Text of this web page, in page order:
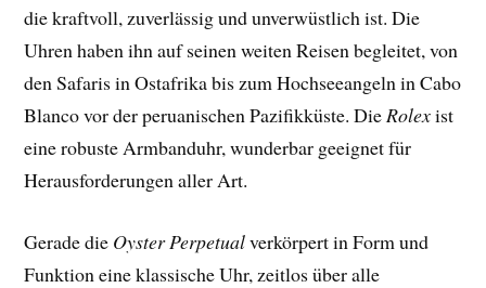
die kraftvoll, zuverlässig und unverwüstlich ist. Die
Uhren haben ihn auf seinen weiten Reisen begleitet, von
den Safaris in Ostafrika bis zum Hochseeangeln in Cabo
Blanco vor der peruanischen Pazifikküste. DieRolexist
eine robuste Armbanduhr, wunderbar geeignet für
Herausforderungen aller Art.
Gerade die Oyster Perpetualverkörpert in Form und
Funktion eine klassische Uhr, zeitlos über alle